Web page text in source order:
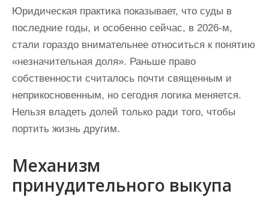
Юридическая практика показывает, что суды в
последние годы, и особенно сейчас, в 2026-м,
стали гораздо внимательнее относиться к понятию
«незначительная доля». Раньше право
собственности считалось почти священным и
неприкосновенным, но сегодня логика меняется.
Нельзя владеть долей только ради того, чтобы
портить жизнь другим.
Механизм
принудительного выкупа